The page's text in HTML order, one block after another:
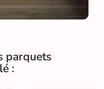
parquets
: